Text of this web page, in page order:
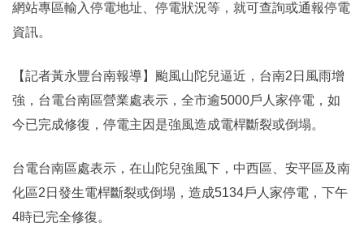
網站專區輸入停電地址、停電狀況等，就可查詢或通報停電
資訊。
【記者黃永豐台南報導】颱風山陀兒逼近，台南2日風雨增
強，台電台南區營業處表示，全市逾5000戶人家停電，如
今已完成修復，停電主因是強風造成電桿斷裂或倒塌。
台電台南區處表示，在山陀兒強風下，中西區、安平區及南
化區2日發生電桿斷裂或倒塌，造成5134戶人家停電，下午
4時已完全修復。